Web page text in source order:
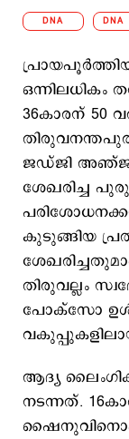
DNA DNA
ഒന്നിലധികം
36കാരന് 50
ജഡ്ജി അഞ്ജു
ശേഖരിച്ച
കുടുങ്ങിയ
തിരുവല്ലം
പോക്സോ
ആദ്യ
നടന്നത്.